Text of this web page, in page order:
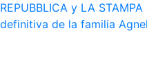
REPUBBLICA y LA
definitiva de la familia